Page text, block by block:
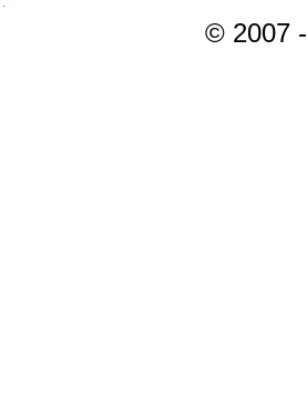
© 2007